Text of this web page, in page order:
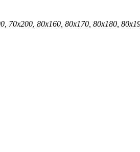
70х200, 80х160, 80х170, 80х180,